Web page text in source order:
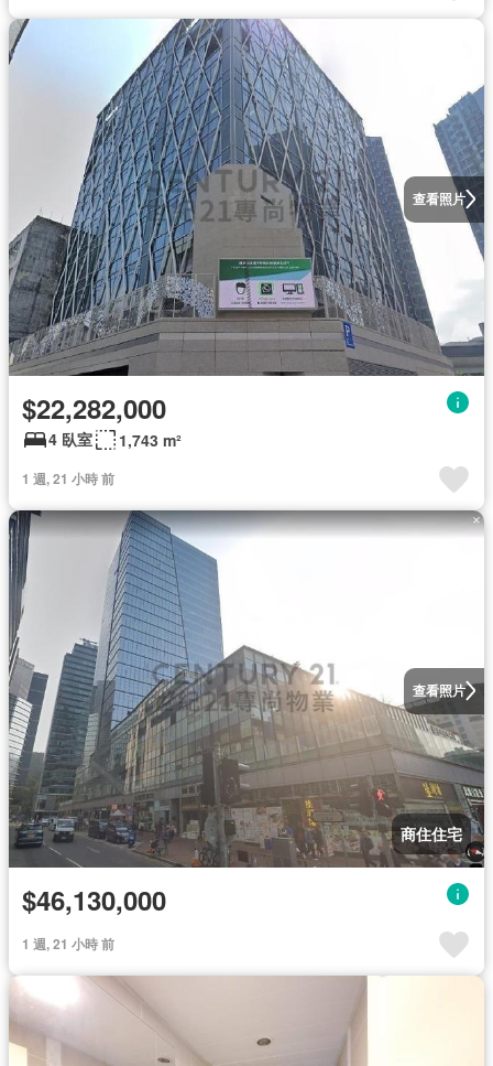
查看照片
$22,282,000
4 臥室 1,743 m²
1 週, 21 小時 前
查看照片
商住住宅
$46,130,000
1 週, 21 小時 前